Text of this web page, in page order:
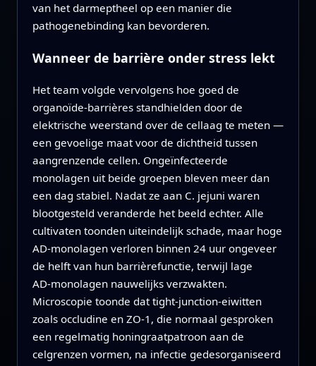
van het darmeptheel op een manier die
pathogenebinding kan bevorderen.
Wanneer de barrière onder stress lekt
Het team volgde vervolgens hoe goed de
organoïde‑barrières standhielden door de
elektrische weerstand over de cellaag te meten —
een gevoelige maat voor de dichtheid tussen
aangrenzende cellen. Ongeïnfecteerde
monolagen uit beide groepen bleven meer dan
een dag stabiel. Nadat ze aan C. jejuni waren
blootgesteld veranderde het beeld echter. Alle
cultivaten toonden uiteindelijk schade, maar hoge
AD‑monolagen verloren binnen 24 uur ongeveer
de helft van hun barrièrefunctie, terwijl lage
AD‑monolagen nauwelijks verzwakten.
Microscopie toonde dat tight‑junction‑eiwitten
zoals occludine en ZO‑1, die normaal gesproken
een regelmatig honingraatpatroon aan de
celgrenzen vormen, na infectie gedesorganiseerd